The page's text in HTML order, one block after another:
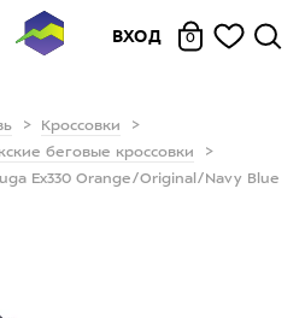
ВХОД 0
Кроссовки
беговые кроссовки
Ex330 Orange/Original/Navy Blue